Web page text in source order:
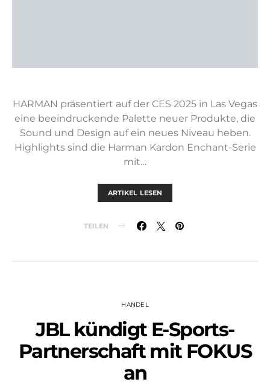
HARMAN präsentiert auf der CES 2025 in Las Vegas
eine beeindruckende Palette neuer Produkte, die
Sound und Design auf ein neues Niveau heben.
Highlights sind die Harman Kardon Enchant-Serie
mit…
ARTIKEL LESEN
TEILEN
HANDEL
JBL kündigt E-Sports-
Partnerschaft mit FOKUS
an